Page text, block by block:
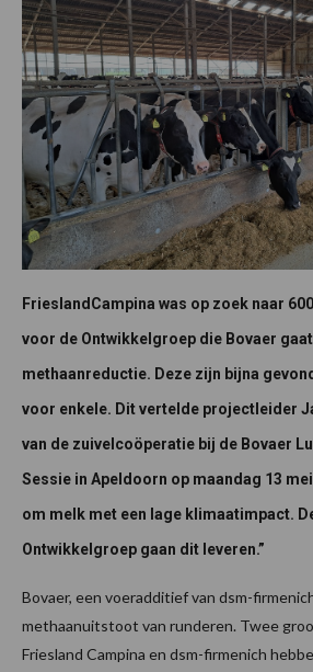
FrieslandCampina was op zoek naar
voor de Ontwikkelgroep die Bovaer
methaanreductie. Deze zijn bijna
voor enkele. Dit vertelde projectleider
van de zuivelcoöperatie bij de Bovaer
Sessie in Apeldoorn op maandag 13
om melk met een lage klimaatimpact.
Ontwikkelgroep gaan dit leveren.”
Bovaer, een voeradditief van dsm-
methaanuitstoot van runderen. Twee
Friesland Campina en dsm-firmenich